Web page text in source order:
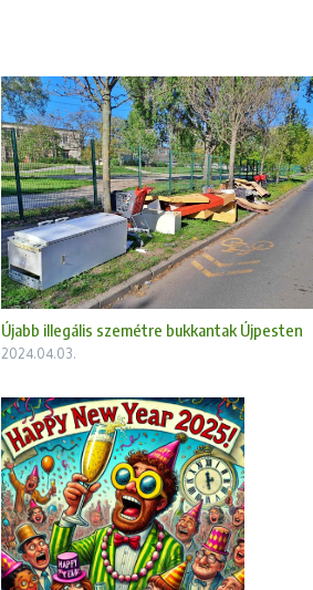
Újabb illegális szemétre bukkantak Újpesten
2024.04.03.